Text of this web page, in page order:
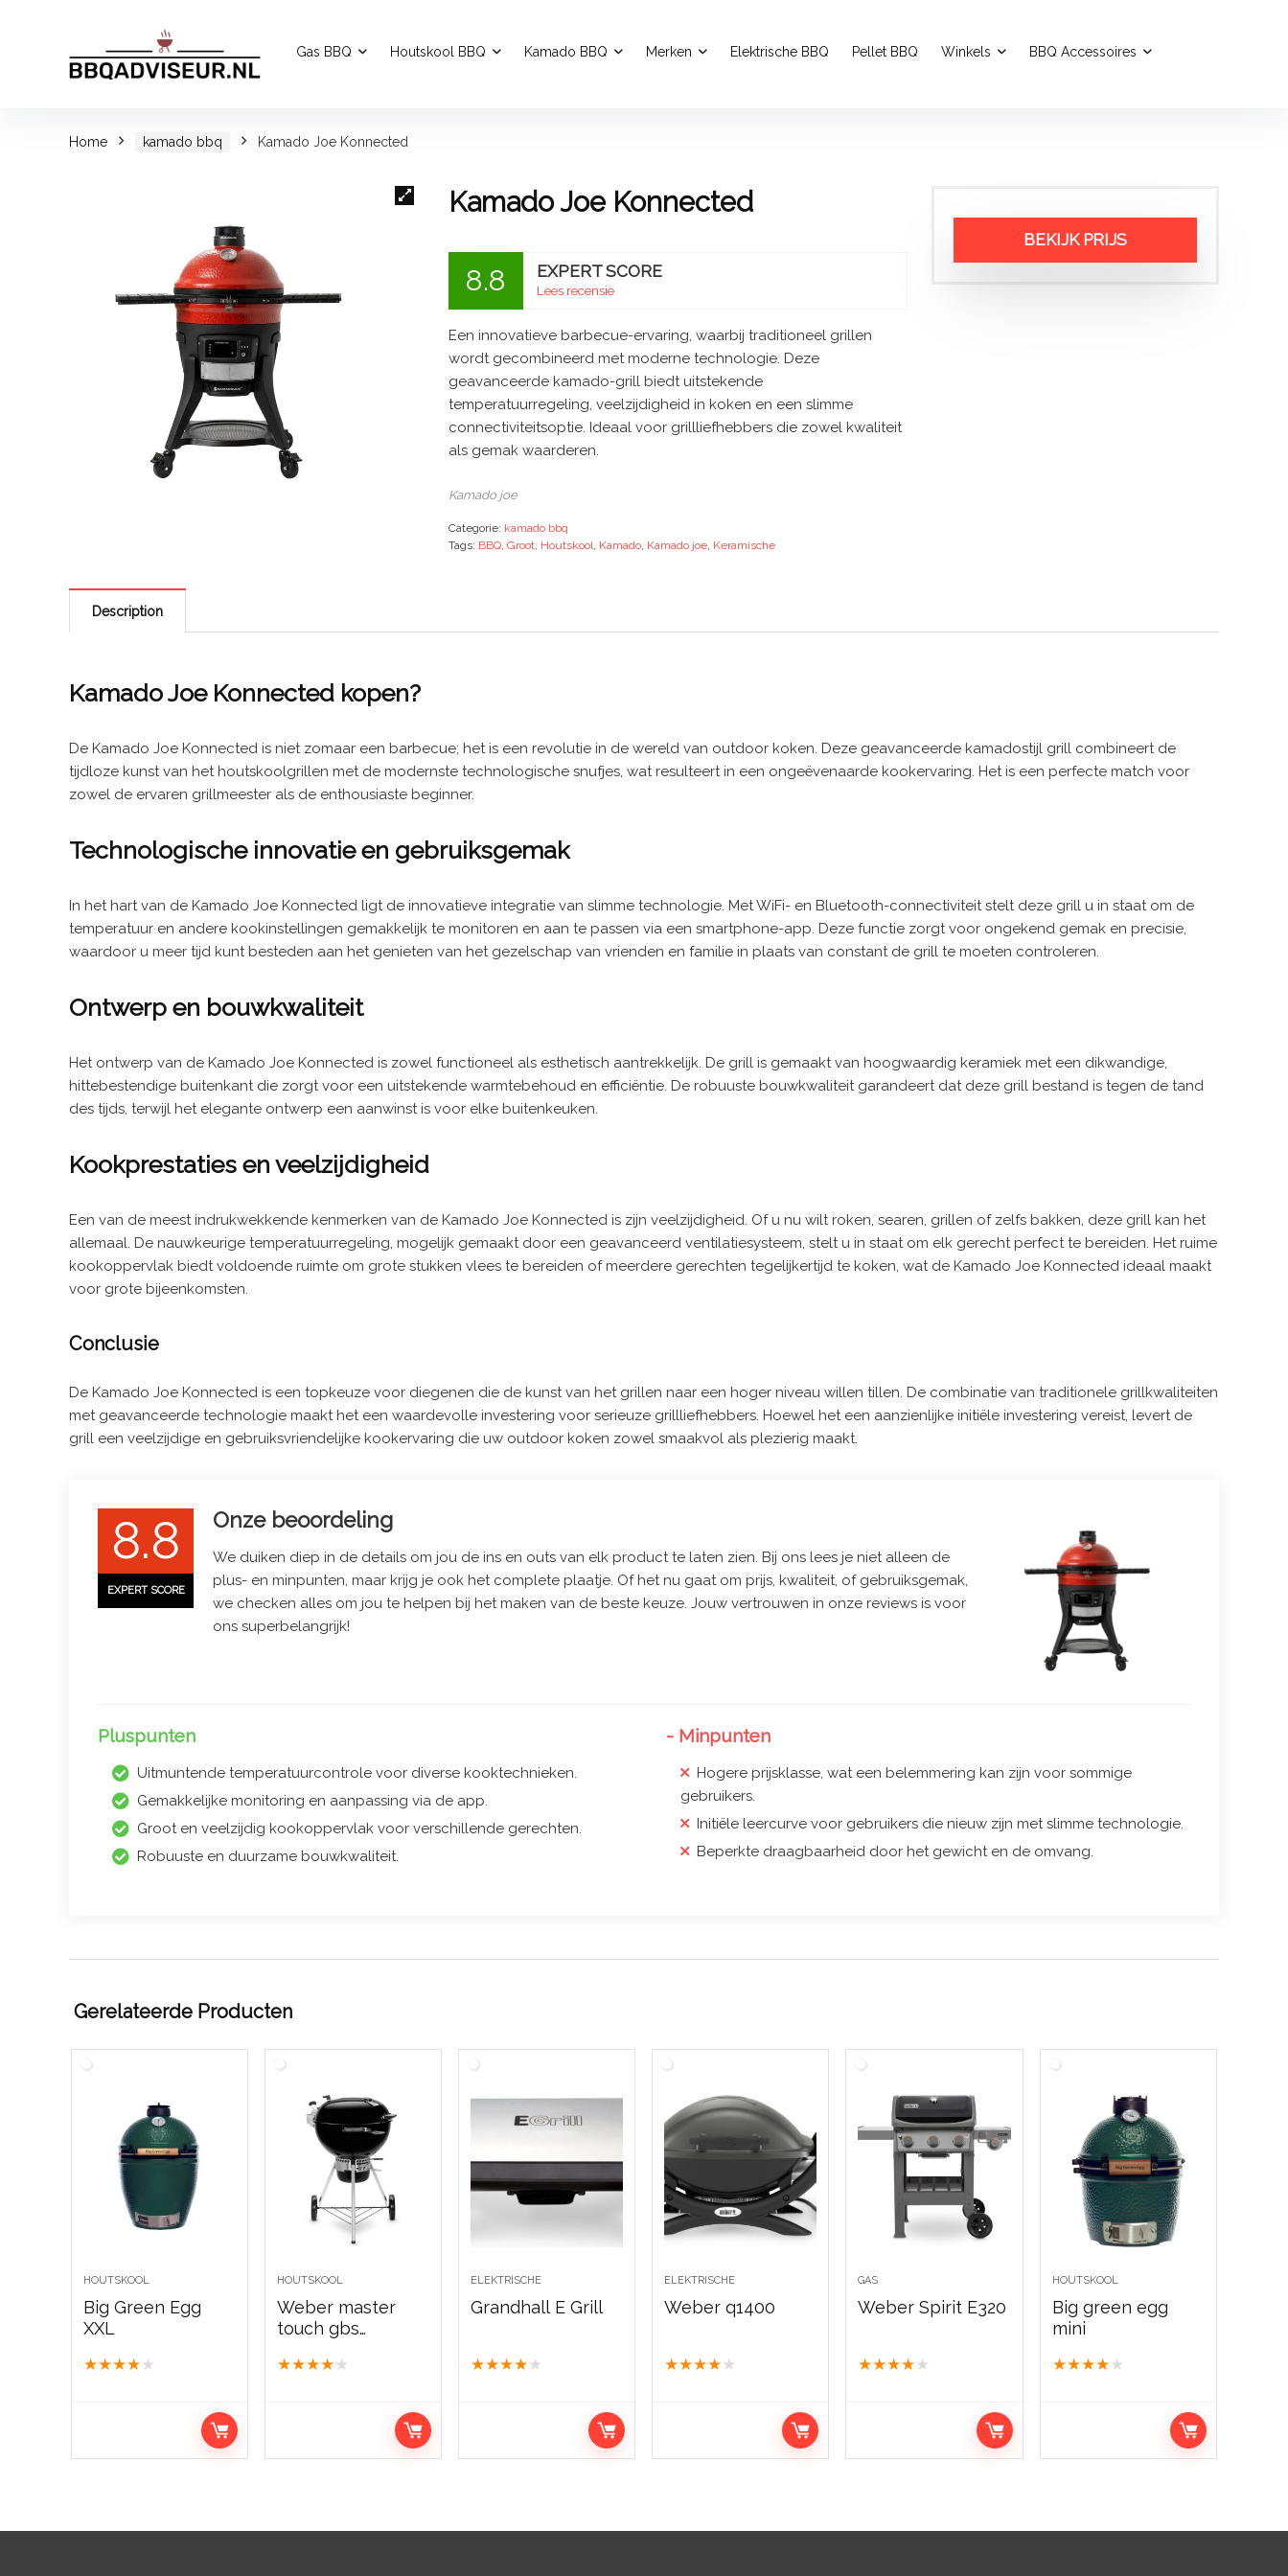
Gas BBQ Houtskool BBQ Kamado BBQ Merken Elektrische BBQ Pellet BBQ Winkels BBQ Accessoires
Home kamado bbq Kamado Joe Konnected
Kamado Joe Konnected
8.8 EXPERT SCORE
Lees recensie
Een innovatieve barbecue-ervaring, waarbij traditioneel grillen
wordt gecombineerd met moderne technologie. Deze
geavanceerde kamado-grill biedt uitstekende
temperatuurregeling, veelzijdigheid in koken en een slimme
connectiviteitsoptie. Ideaal voor grillliefhebbers die zowel kwaliteit
als gemak waarderen.
Kamado joe
Categorie: kamado bbq
Tags: BBQ, Groot, Houtskool, Kamado, Kamado joe, Keramische
BEKIJK PRIJS
Description
Kamado Joe Konnected kopen?
De Kamado Joe Konnected is niet zomaar een barbecue; het is een revolutie in de wereld van outdoor koken. Deze geavanceerde kamadostijl grill combineert de
tijdloze kunst van het houtskoolgrillen met de modernste technologische snufjes, wat resulteert in een ongeëvenaarde kookervaring. Het is een perfecte match voor
zowel de ervaren grillmeester als de enthousiaste beginner.
Technologische innovatie en gebruiksgemak
In het hart van de Kamado Joe Konnected ligt de innovatieve integratie van slimme technologie. Met WiFi- en Bluetooth-connectiviteit stelt deze grill u in staat om de
temperatuur en andere kookinstellingen gemakkelijk te monitoren en aan te passen via een smartphone-app. Deze functie zorgt voor ongekend gemak en precisie,
waardoor u meer tijd kunt besteden aan het genieten van het gezelschap van vrienden en familie in plaats van constant de grill te moeten controleren.
Ontwerp en bouwkwaliteit
Het ontwerp van de Kamado Joe Konnected is zowel functioneel als esthetisch aantrekkelijk. De grill is gemaakt van hoogwaardig keramiek met een dikwandige,
hittebestendige buitenkant die zorgt voor een uitstekende warmtebehoud en efficiëntie. De robuuste bouwkwaliteit garandeert dat deze grill bestand is tegen de tand
des tijds, terwijl het elegante ontwerp een aanwinst is voor elke buitenkeuken.
Kookprestaties en veelzijdigheid
Een van de meest indrukwekkende kenmerken van de Kamado Joe Konnected is zijn veelzijdigheid. Of u nu wilt roken, searen, grillen of zelfs bakken, deze grill kan het
allemaal. De nauwkeurige temperatuurregeling, mogelijk gemaakt door een geavanceerd ventilatiesysteem, stelt u in staat om elk gerecht perfect te bereiden. Het ruime
kookoppervlak biedt voldoende ruimte om grote stukken vlees te bereiden of meerdere gerechten tegelijkertijd te koken, wat de Kamado Joe Konnected ideaal maakt
voor grote bijeenkomsten.
Conclusie
De Kamado Joe Konnected is een topkeuze voor diegenen die de kunst van het grillen naar een hoger niveau willen tillen. De combinatie van traditionele grillkwaliteiten
met geavanceerde technologie maakt het een waardevolle investering voor serieuze grillliefhebbers. Hoewel het een aanzienlijke initiële investering vereist, levert de
grill een veelzijdige en gebruiksvriendelijke kookervaring die uw outdoor koken zowel smaakvol als plezierig maakt.
8.8
EXPERT SCORE
Onze beoordeling
We duiken diep in de details om jou de ins en outs van elk product te laten zien. Bij ons lees je niet alleen de
plus- en minpunten, maar krijg je ook het complete plaatje. Of het nu gaat om prijs, kwaliteit, of gebruiksgemak,
we checken alles om jou te helpen bij het maken van de beste keuze. Jouw vertrouwen in onze reviews is voor
ons superbelangrijk!
Pluspunten
Uitmuntende temperatuurcontrole voor diverse kooktechnieken.
Gemakkelijke monitoring en aanpassing via de app.
Groot en veelzijdig kookoppervlak voor verschillende gerechten.
Robuuste en duurzame bouwkwaliteit.
- Minpunten
Hogere prijsklasse, wat een belemmering kan zijn voor sommige
gebruikers.
Initiële leercurve voor gebruikers die nieuw zijn met slimme technologie.
Beperkte draagbaarheid door het gewicht en de omvang.
Gerelateerde Producten
HOUTSKOOL
Big Green Egg
XXL
★★★★ ★
HOUTSKOOL
Weber master
touch gbs
5775
★★★★ ★
ELEKTRISCHE
Grandhall E Grill
★★★★ ★
ELEKTRISCHE
Weber q1400
★★★★ ★
GAS
Weber Spirit E320
★★★★ ★
HOUTSKOOL
Big green egg
mini
★★★★ ★